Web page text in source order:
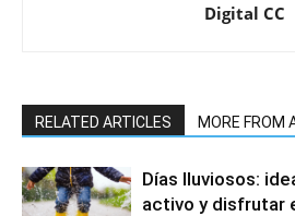
Digital CC
RELATED ARTICLES MORE FROM
Días lluviosos:
activo y disfrutar